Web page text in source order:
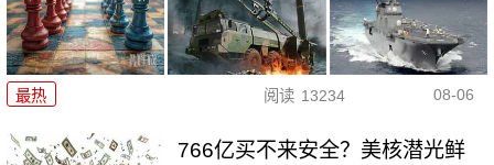
最热 阅读 13234 08-06
766亿买不来安全？美核潜光鲜